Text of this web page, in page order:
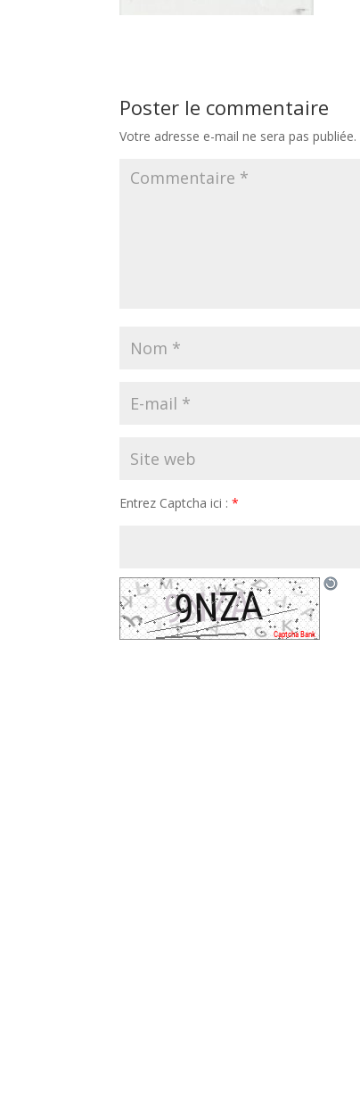
Poster le commentaire
Votre adresse e-mail ne sera pas publiée.
Entrez Captcha ici :*